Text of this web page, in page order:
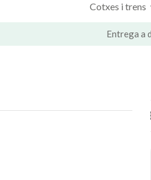
Cotxes i trens
Entrega a